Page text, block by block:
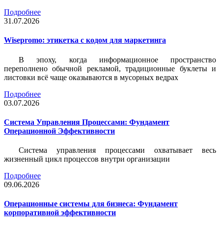
Подробнее
31.07.2026
Wisepromo: этикетка c кодом для маркетинга
В эпоху, когда информационное пространство
переполнено обычной рекламой, традиционные буклеты и
листовки всё чаще оказываются в мусорных ведрах
Подробнее
03.07.2026
Система Управления Процессами: Фундамент
Операционной Эффективности
Система управления процессами охватывает весь
жизненный цикл процессов внутри организации
Подробнее
09.06.2026
Операционные системы для бизнеса: Фундамент
корпоративной эффективности